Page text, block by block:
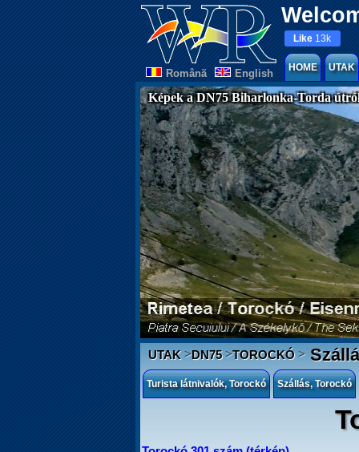
Românã English
Like 13k
HOME UTAK
Képek a DN75 Biharlonka-Torda
UTAK>DN75>TOROCKÓ>
Turista látnivalók, Torockó Szállás, Torockó